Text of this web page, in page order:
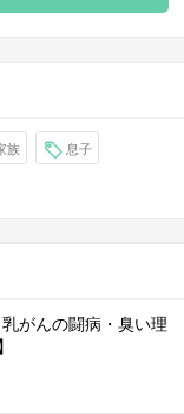
族 息子
がんの闘病・臭い理